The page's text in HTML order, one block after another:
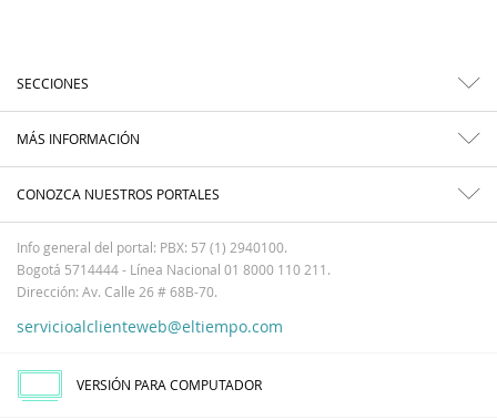
SECCIONES
MÁS INFORMACIÓN
CONOZCA NUESTROS PORTALES
Info general del portal: PBX: 57 (1) 2940100.
Bogotá 5714444 - Línea Nacional 01 8000 110 211.
Dirección: Av. Calle 26 # 68B-70.
servicioalclienteweb@eltiempo.com
VERSIÓN PARA COMPUTADOR